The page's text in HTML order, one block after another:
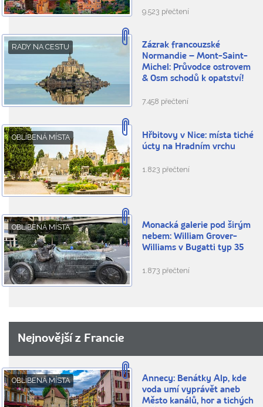
9.523 přečtení
RADY NA CESTU
Zázrak francouzské
Normandie – Mont-Saint-
Michel: Průvodce ostrovem
& Osm schodů k opatství!
7.458 přečtení
OBLÍBENÁ MÍSTA
Hřbitovy v Nice: místa tiché
úcty na Hradním vrchu
1.823 přečtení
OBLÍBENÁ MÍSTA
Monacká galerie pod širým
nebem: William Grover-
Williams v Bugatti typ 35
1.873 přečtení
Nejnovější z Francie
OBLÍBENÁ MÍSTA
Annecy: Benátky Alp, kde
voda umí vyprávět aneb
Město kanálů, hor a tichých